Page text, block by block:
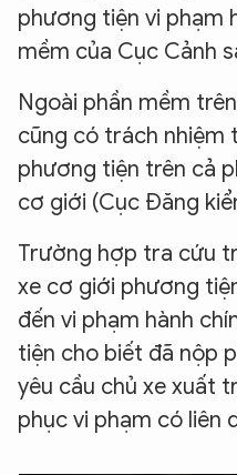
phương tiện vi phạm
mềm của Cục Cảnh
Ngoài phần mềm
cũng có trách nhiệm
phương tiện trên cả
cơ giới (Cục Đăng
Trường hợp tra cứu
xe cơ giới phương
đến vi phạm hành
tiện cho biết đã nộp
yêu cầu chủ xe xuất
phục vi phạm có liên